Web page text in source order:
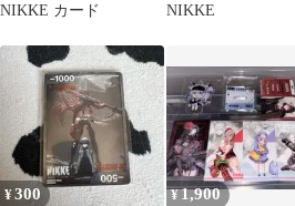
NIKKE カード NIKKE
¥300 ¥1,900